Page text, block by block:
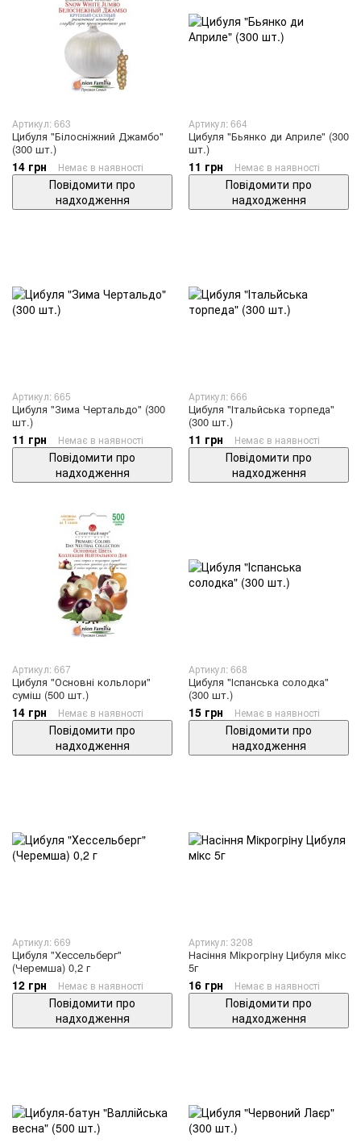
Артикул: 663
Цибуля "Білосніжний Джамбо"
(300 шт.)
14 грн Немає в наявності
Повідомити про
надходження
Артикул: 664
Цибуля "Бьянко ди Априле" (300
шт.)
11 грн Немає в наявності
Повідомити про
надходження
Артикул: 665
Цибуля "Зима Чертальдо" (300
шт.)
11 грн Немає в наявності
Повідомити про
надходження
Артикул: 666
Цибуля "Італьйська торпеда"
(300 шт.)
11 грн Немає в наявності
Повідомити про
надходження
Артикул: 667
Цибуля "Основні кольлори"
суміш (500 шт.)
14 грн Немає в наявності
Повідомити про
надходження
Артикул: 668
Цибуля "Іспанська солодка"
(300 шт.)
15 грн Немає в наявності
Повідомити про
надходження
Артикул: 669
Цибуля "Хессельберг"
(Черемша) 0,2 г
12 грн Немає в наявності
Повідомити про
надходження
Артикул: 3208
Насіння Мiкрогрiну Цибуля мiкс
5г
16 грн Немає в наявності
Повідомити про
надходження